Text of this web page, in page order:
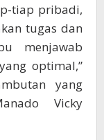
tiap pribadi,
tugas dan
menjawab
optimal,”
yang
Vicky